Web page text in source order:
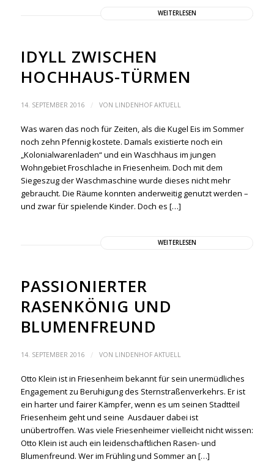
WEITERLESEN
IDYLL ZWISCHEN
HOCHHAUS-TÜRMEN
14. SEPTEMBER 2016 / VON LINDENHOF AKTUELL
Was waren das noch für Zeiten, als die Kugel Eis im Sommer
noch zehn Pfennig kostete. Damals existierte noch ein
„Kolonialwarenladen“ und ein Waschhaus im jungen
Wohngebiet Froschlache in Friesenheim. Doch mit dem
Siegeszug der Waschmaschine wurde dieses nicht mehr
gebraucht. Die Räume konnten anderweitig genutzt werden –
und zwar für spielende Kinder. Doch es […]
WEITERLESEN
PASSIONIERTER
RASENKÖNIG UND
BLUMENFREUND
14. SEPTEMBER 2016 / VON LINDENHOF AKTUELL
Otto Klein ist in Friesenheim bekannt für sein unermüdliches
Engagement zu Beruhigung des Sternstraßenverkehrs. Er ist
ein harter und fairer Kämpfer, wenn es um seinen Stadtteil
Friesenheim geht und seine Ausdauer dabei ist
unübertroffen. Was viele Friesenheimer vielleicht nicht wissen:
Otto Klein ist auch ein leidenschaftlichen Rasen- und
Blumenfreund. Wer im Frühling und Sommer an […]